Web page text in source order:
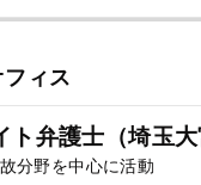
ィス
ト弁護士（埼玉大
分野を中心に活動